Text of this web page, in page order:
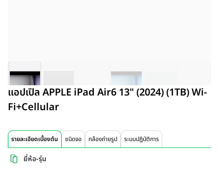
แอปเปิล APPLE iPad Air6 13" (2024) (1TB) Wi-
Fi+Cellular
รายละเอียดเบื้องต้น ชนิดจอ กล้องถ่ายรูป ระบบปฏิบัติการ
ยี่ห้อ-รุ่น